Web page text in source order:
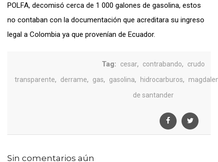
POLFA, decomisó cerca de 1 000 galones de gasolina, estos
no contaban con la documentación que acreditara su ingreso
legal a Colombia ya que provenían de Ecuador.
Tag: cesar, contrabando,
crudo
transparente, derrame, gas, gasolina, hidrocarburos,
de santander
Sin comentarios aún